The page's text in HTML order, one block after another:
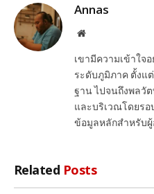
Annas
Website
เขามีความเข้าใจ
ระดับภูมิภาค ตั้งแ
ฐาน ไปจนถึงพลวั
และบริเวณโดยรอ
ข้อมูลหลักสำหรับ
Related Posts